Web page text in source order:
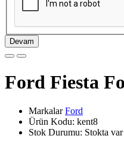
Devam
Ford Fiesta
MarkalarFord
Ürün Kodu: kent8
Stok Durumu: Stokta var